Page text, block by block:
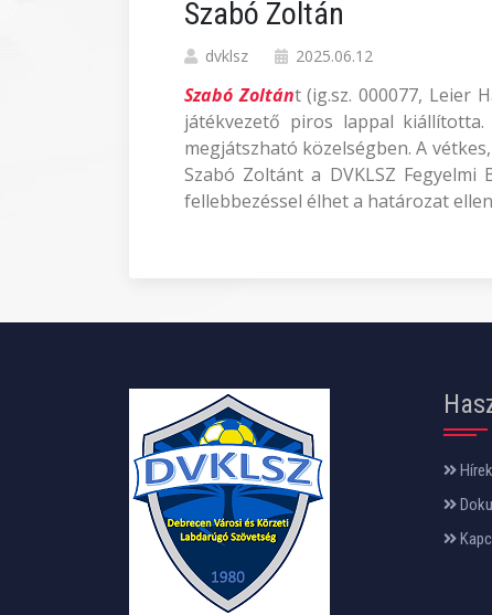
Szabó Zoltán
dvklsz 2025.06.12
Szabó Zoltánt (ig.sz. 000077, Leier
játékvezető piros lappal
megjátszható közelségben. A
Szabó Zoltánt a DVKLSZ
fellebbezéssel élhet a határozat
Hírek